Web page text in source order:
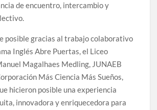
de encuentro, intercambio y
posible gracias al trabajo colaborativo
Inglés Abre Puertas, el Liceo
Magalhaes Medling, JUNAEB
Más Ciencia Más Sueños,
hicieron posible una experiencia
innovadora y enriquecedora para